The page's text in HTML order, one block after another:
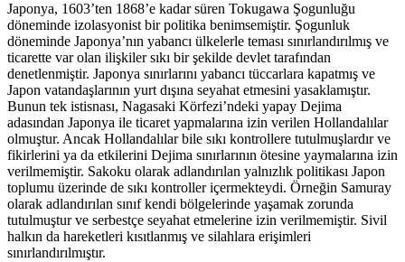
Japonya, 1603’ten 1868’e kadar süren Tokugawa Şogunluğu
döneminde izolasyonist bir politika benimsemiştir. Şogunluk
döneminde Japonya’nın yabancı ülkelerle teması sınırlandırılmış ve
ticarette var olan ilişkiler sıkı bir şekilde devlet tarafından
denetlenmiştir. Japonya sınırlarını yabancı tüccarlara kapatmış ve
Japon vatandaşlarının yurt dışına seyahat etmesini yasaklamıştır.
Bunun tek istisnası, Nagasaki Körfezi’ndeki yapay Dejima
adasından Japonya ile ticaret yapmalarına izin verilen Hollandalılar
olmuştur. Ancak Hollandalılar bile sıkı kontrollere tutulmuşlardır ve
fikirlerini ya da etkilerini Dejima sınırlarının ötesine yaymalarına izin
verilmemiştir. Sakoku olarak adlandırılan yalnızlık politikası Japon
toplumu üzerinde de sıkı kontroller içermekteydi. Örneğin Samuray
olarak adlandırılan sınıf kendi bölgelerinde yaşamak zorunda
tutulmuştur ve serbestçe seyahat etmelerine izin verilmemiştir. Sivil
halkın da hareketleri kısıtlanmış ve silahlara erişimleri
sınırlandırılmıştır.